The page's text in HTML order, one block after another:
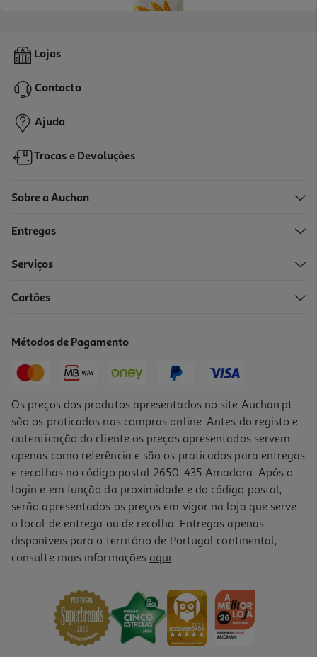
Farinha De Centeio Espiga 500g
1,61 €
Lojas
Contacto
Ajuda
Trocas e Devoluções
Sobre a Auchan
Entregas
Serviços
Cartões
Métodos de Pagamento
Os preços dos produtos apresentados no site Auchan.pt
são os praticados nas compras online. Antes do registo e
autenticação do cliente os preços apresentados servem
apenas como referência e são os praticados para entregas
e recolhas no código postal 2650-435 Amadora. Após o
login e em função da proximidade e do código postal,
serão apresentados os preços em vigor na loja que serve
o local de entrega ou de recolha. Entregas apenas
disponíveis para o território de Portugal continental,
consulte mais informações aqui.